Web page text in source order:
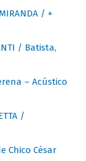
/ +
/ Batista,
– Acústico
/
Chico César